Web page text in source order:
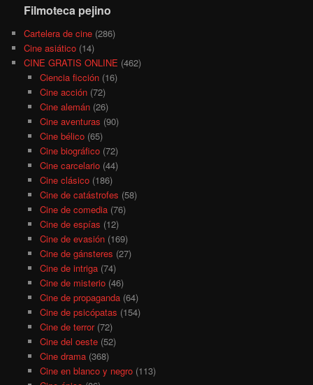
Filmoteca pejino
Cartelera de cine (286)
Cine asiático (14)
CINE GRATIS ONLINE (462)
Ciencia ficción(16)
Cine acción(72)
Cine alemán(26)
Cine aventuras (90)
Cine bélico(65)
Cine biográfico(72)
Cine carcelario(44)
Cine clásico(186)
Cine de catástrofes (58)
Cine de comedia(76)
Cine de espías (12)
Cine de evasión(169)
Cine de gánsteres (27)
Cine de intriga(74)
Cine de misterio(46)
Cine de propaganda(64)
Cine de psicópatas (154)
Cine de terror(72)
Cine del oeste(52)
Cine drama(368)
Cine en blanco y negro(113)